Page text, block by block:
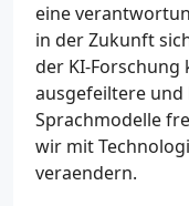
eine
in der Zukunft
der KI-Forschung
ausgefeiltere
Sprachmodelle
wir mit
veraendern.